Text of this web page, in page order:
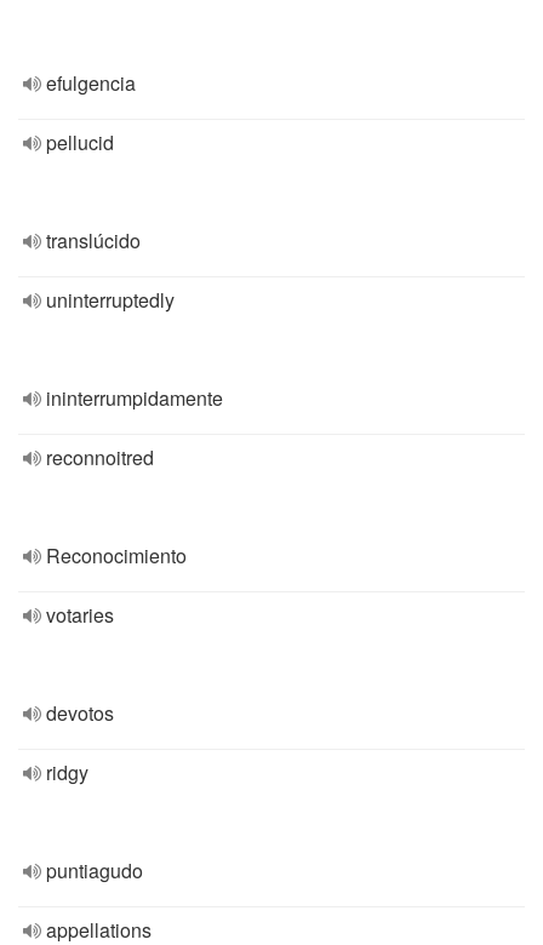
efulgencia
pellucid
translúcido
uninterruptedly
ininterrumpidamente
reconnoitred
Reconocimiento
votaries
devotos
ridgy
puntiagudo
appellations